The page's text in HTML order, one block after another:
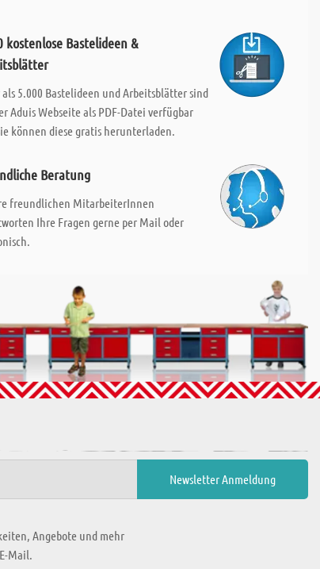
kostenlose Bastelideen &
5.000 Bastelideen und Arbeitsblätter sind
Aduis Webseite als PDF-Datei verfügbar
können diese gratis herunterladen.
Beratung
freundlichen MitarbeiterInnen
Ihre Fragen gerne per Mail oder
Angebote und mehr
Mail.